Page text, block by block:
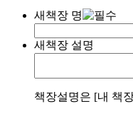
새책장 명
새책장 설명
책장설명은 [내 책